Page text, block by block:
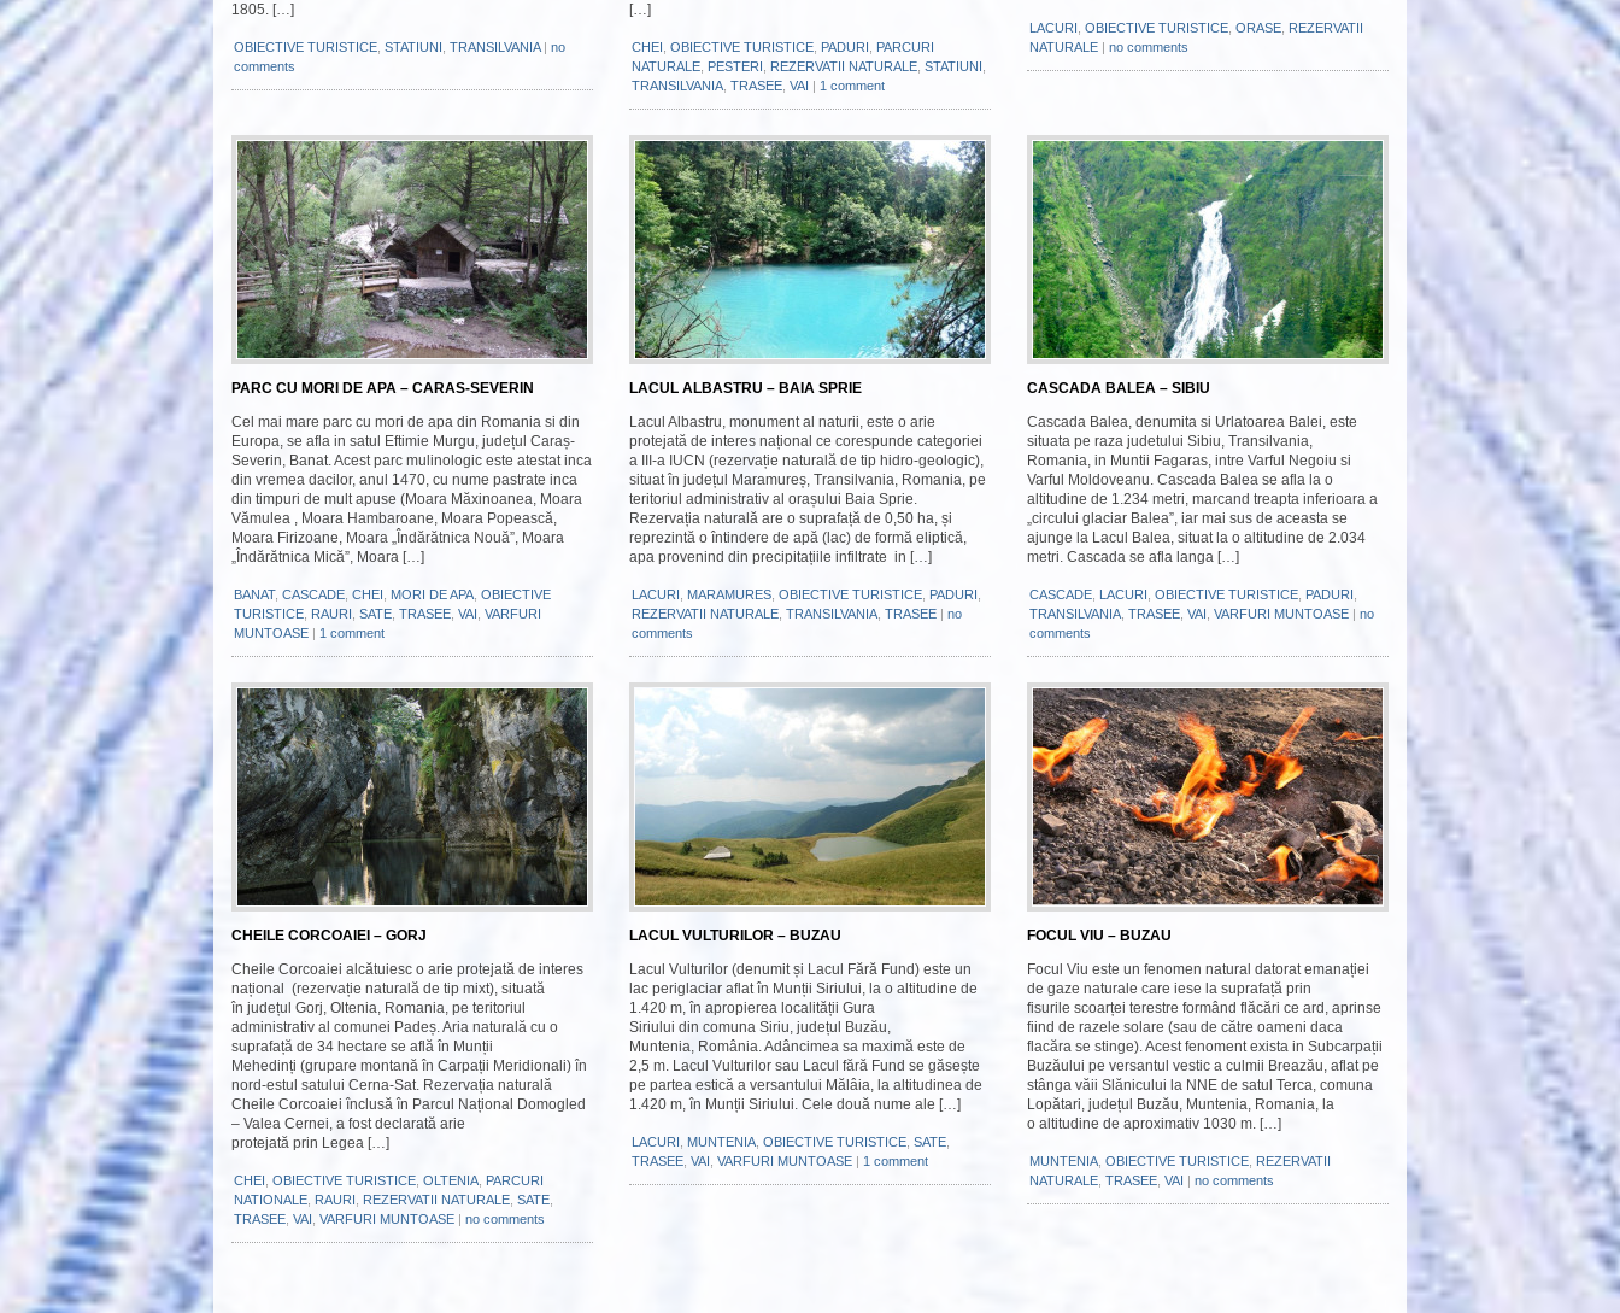
1805. […]
OBIECTIVE TURISTICE STATIUNI TRANSILVANIA| no
comments
[…]
CHEI OBIECTIVE TURISTICE PADURI
PARCURI
NATURALE PESTERI REZERVATII NATURALE STATIUNI
TRANSILVANIA TRASEE VAI | 1 comment
LACURI OBIECTIVE TURISTICE ORASE REZERVATII
NATURALE | no comments
PARC CU MORI DE APA – CARAS-SEVERIN
Cel mai mare parc cu mori de apa din Romania si din
Europa, se afla in satul Eftimie Murgu, județul Caraș-
Severin, Banat. Acest parc mulinologic este atestat inca
din vremea dacilor, anul 1470, cu nume pastrate inca
din timpuri de mult apuse (Moara Măxinoanea, Moara
Vămulea , Moara Hambaroane, Moara Popească,
Moara Firizoane, Moara „Îndărătnica Nouă”, Moara
„Îndărătnica Mică”, Moara […]
BANAT, CASCADE CHEI MORI DE APA OBIECTIVE
TURISTICE RAURI SATE TRASEE VAI VARFURI
MUNTOASE | 1 comment
LACUL ALBASTRU – BAIA SPRIE
Lacul Albastru, monument al naturii, este o arie
protejată de interes național ce corespunde categoriei
a III-a IUCN (rezervație naturală de tip hidro-geologic),
situat în județul Maramureș, Transilvania, Romania, pe
teritoriul administrativ al orașului Baia Sprie.
Rezervația naturală are o suprafață de 0,50 ha, și
reprezintă o întindere de apă (lac) de formă eliptică,
apa provenind din precipitațiile infiltrate in […]
LACURI MARAMURES OBIECTIVE TURISTICE PADURI
REZERVATII NATURALE TRANSILVANIA TRASEE | no
comments
CASCADA BALEA – SIBIU
Cascada Balea, denumita si Urlatoarea Balei, este
situata pe raza judetului Sibiu, Transilvania,
Romania, in Muntii Fagaras, intre Varful Negoiu si
Varful Moldoveanu. Cascada Balea se afla la o
altitudine de 1.234 metri, marcand treapta inferioara a
„circului glaciar Balea”, iar mai sus de aceasta se
ajunge la Lacul Balea, situat la o altitudine de 2.034
metri. Cascada se afla langa […]
CASCADE LACURI OBIECTIVE TURISTICE PADURI
TRANSILVANIA TRASEE VAI VARFURI MUNTOASE | no
comments
CHEILE CORCOAIEI – GORJ
Cheile Corcoaiei alcătuiesc o arie protejată de interes
național (rezervație naturală de tip mixt), situată
în județul Gorj, Oltenia, Romania, pe teritoriul
administrativ al comunei Padeș. Aria naturală cu o
suprafață de 34 hectare se află în Munții
Mehedinți (grupare montană în Carpații Meridionali) în
nord-estul satului Cerna-Sat. Rezervația naturală
Cheile Corcoaiei înclusă în Parcul Național Domogled
– Valea Cernei, a fost declarată arie
protejată prin Legea […]
CHEI OBIECTIVE TURISTICE OLTENIA PARCURI
NATIONALE RAURI REZERVATII NATURALE SATE
TRASEE VAI VARFURI MUNTOASE | no comments
LACUL VULTURILOR – BUZAU
Lacul Vulturilor (denumit și Lacul Fără Fund) este un
lac periglaciar aflat în Munții Siriului, la o altitudine de
1.420 m, în apropierea localității Gura
Siriului din comuna Siriu, județul Buzău,
Muntenia, România. Adâncimea sa maximă este de
2,5 m. Lacul Vulturilor sau Lacul fără Fund se găsește
pe partea estică a versantului Mălâia, la altitudinea de
1.420 m, în Munții Siriului. Cele două nume ale […]
LACURI MUNTENIA OBIECTIVE TURISTICE SATE
TRASEE VAI VARFURI MUNTOASE | 1 comment
FOCUL VIU – BUZAU
Focul Viu este un fenomen natural datorat emanației
de gaze naturale care iese la suprafață prin
fisurile scoarței terestre formând flăcări ce ard, aprinse
fiind de razele solare (sau de către oameni daca
flacăra se stinge). Acest fenoment exista in Subcarpații
Buzăului pe versantul vestic a culmii Breazău, aflat pe
stânga văii Slănicului la NNE de satul Terca, comuna
Lopătari, județul Buzău, Muntenia, Romania, la
o altitudine de aproximativ 1030 m. […]
MUNTENIA OBIECTIVE TURISTICE REZERVATII
NATURALE TRASEE VAI | no comments